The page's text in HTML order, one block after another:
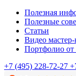
Полезная
Полезные
Статьи
Видео мастер-
Портфолио от
+7 (495) 228-72-27